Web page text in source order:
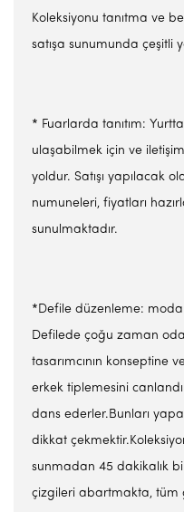
Koleksiyonu tanıtma ve
satışa sunumunda çeşitli
* Fuarlarda tanıtım:
ulaşabilmek için ve
yoldur. Satışı yapılacak
numuneleri, fiyatları
sunulmaktadır.
*Defile düzenleme: moda
Defilede çoğu zaman
tasarımcının konseptine
erkek tiplemesini
dans ederler.Bunları
dikkat
sunmadan 45 dakikalık
çizgileri abartmakta, tüm